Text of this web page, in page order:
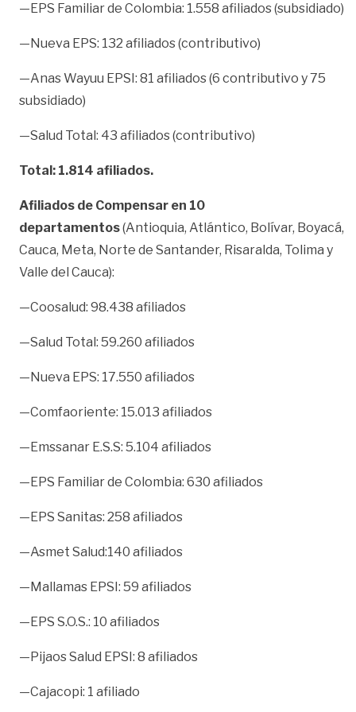
—EPS Familiar de Colombia: 1.558 afiliados (subsidiado)
—Nueva EPS: 132 afiliados (contributivo)
—Anas Wayuu EPSI: 81 afiliados (6 contributivo y 75
subsidiado)
—Salud Total: 43 afiliados (contributivo)
Total: 1.814 afiliados.
Afiliados de Compensar en 10
departamentos(Antioquia, Atlánt​ico, Bolívar, Boyacá,
Cauca, Meta, Norte de Santander, Risaralda, Tolima y
Valle del Cauca):
—Coosalud: 98.438 afiliados
—Salud Total: 59.260 afiliados
—Nueva EPS: 17.550 afiliados
—Comfaoriente: 15.013 afiliados
—Emssanar E.S.S: 5.104 afiliados
—EPS Familiar de Colombia: 630 afiliados
—EPS Sanitas: 258 afiliados
—Asmet Salud:140 afiliados
—Mallamas EPSI: 59 afiliados
—EPS S.O.S.: 10 afiliados
—Pijaos Salud EPSI: 8 afiliados
​—Cajacopi: 1 afiliado